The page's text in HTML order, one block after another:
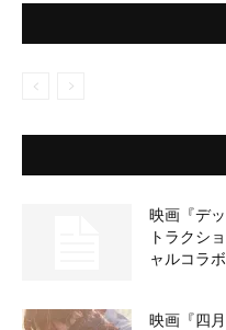
映画『デ
トラクシ
ャルコラ
映画『四